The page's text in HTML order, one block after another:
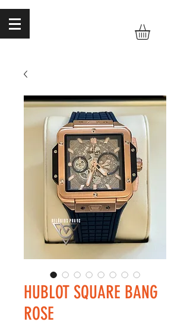
HUBLOT SQUARE BANG
ROSE